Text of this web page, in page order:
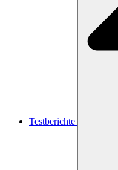
Testberichte